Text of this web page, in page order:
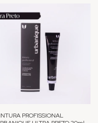
PROFISSIONAL